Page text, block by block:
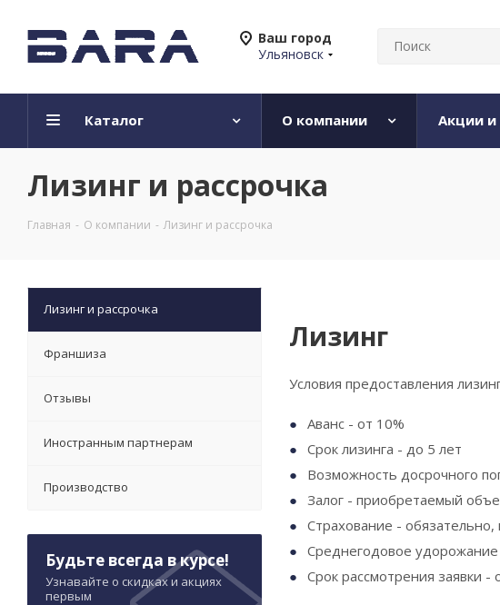
Ваш город
Ульяновск
Каталог О компании Акции и
Лизинг и рассрочка
Главная - О компании - Лизинг и рассрочка
Лизинг
Условия предоставления
Аванс - от 10%
Срок лизинга - до 5 лет
Возможность досрочного
Залог - приобретаемый
Страхование -
Среднегодовое удорожание
Срок рассмотрения заявки
Лизинг и рассрочка
Франшиза
Отзывы
Иностранным партнерам
Производство
Будьте всегда в курсе!
Узнавайте о скидках и акциях
первым